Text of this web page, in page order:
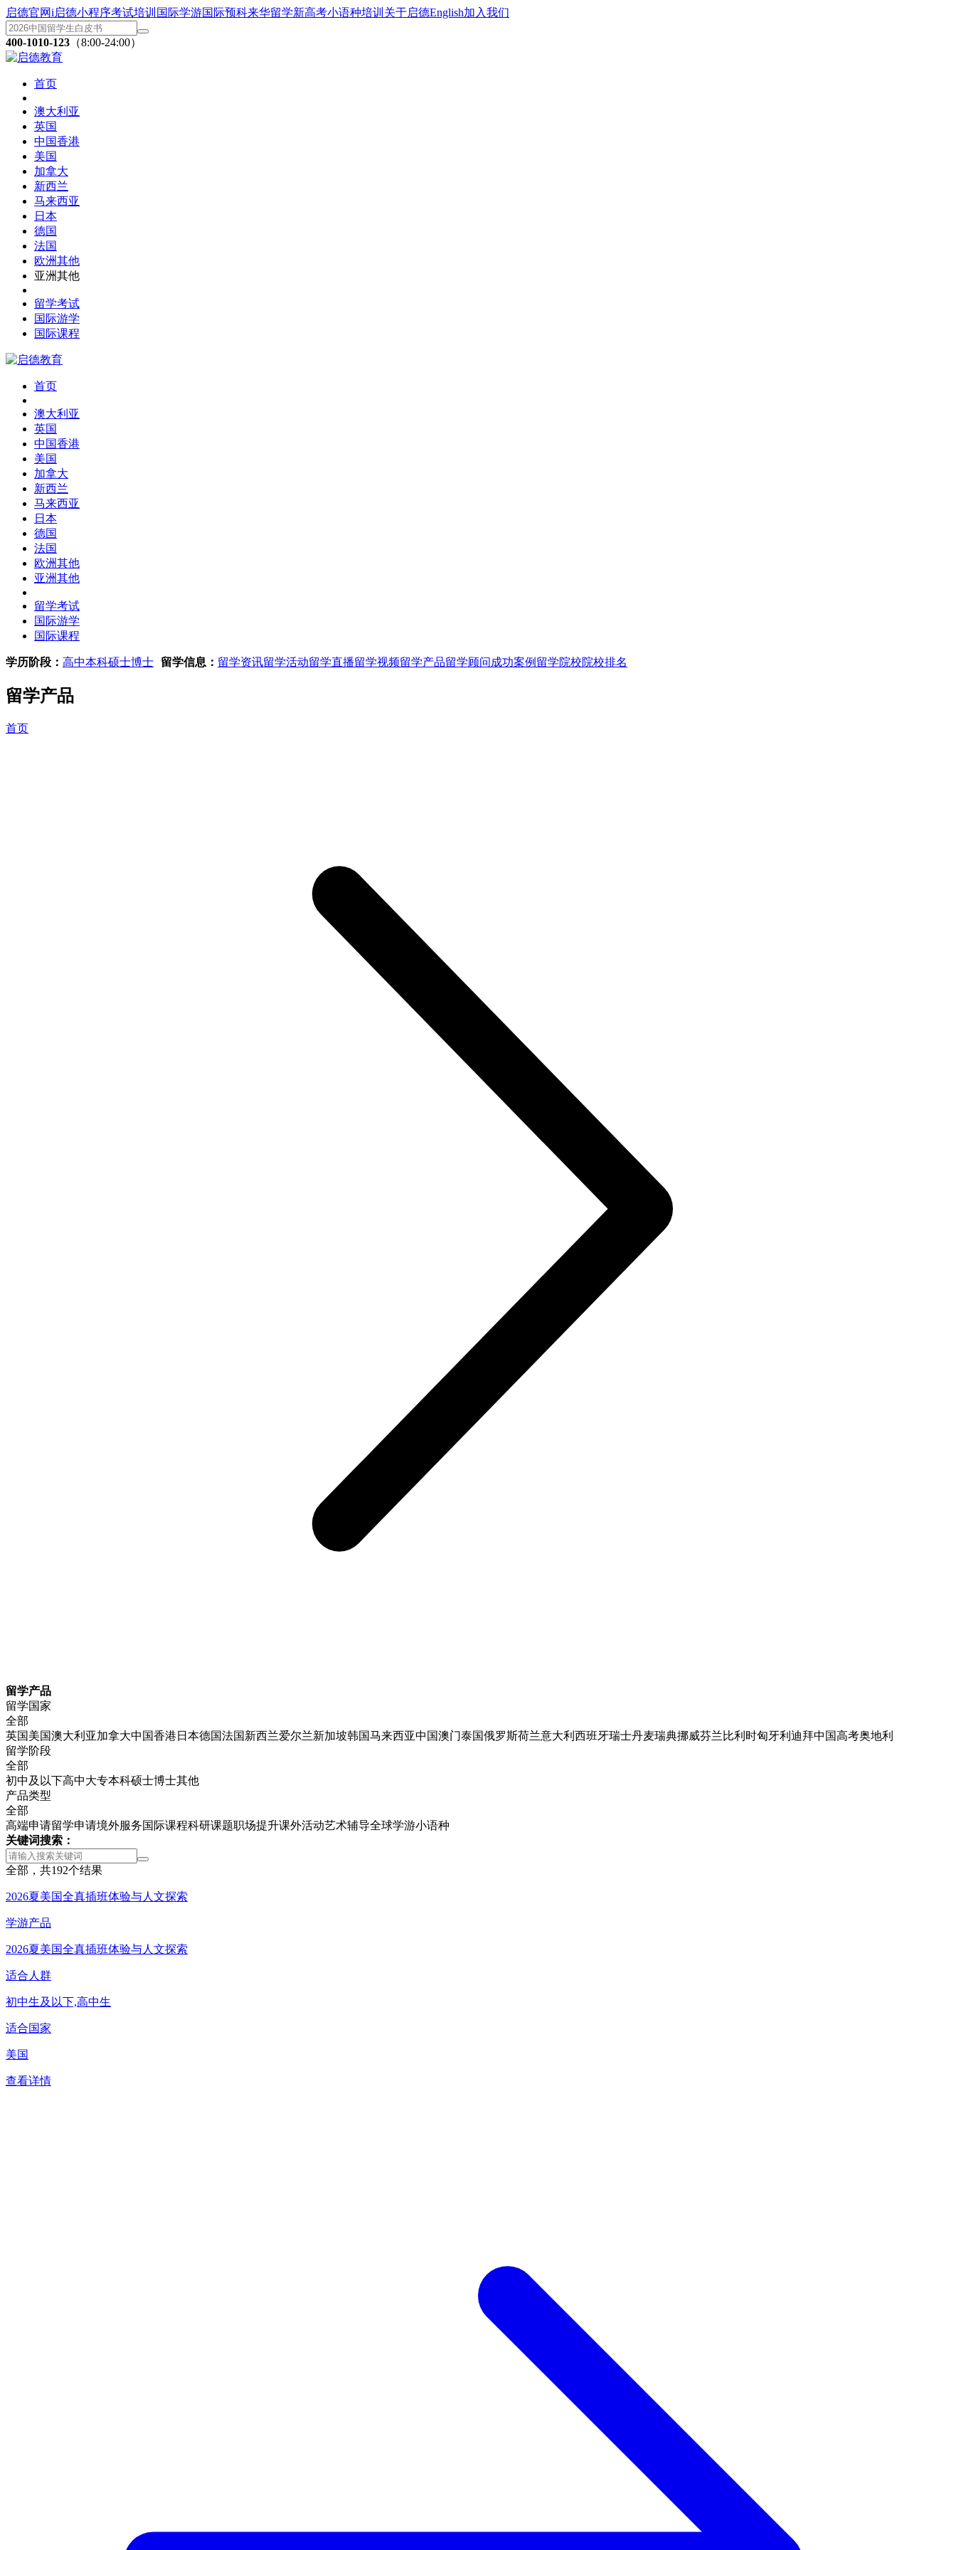
启德官网i启德小程序考试培训 国际学游国际预科来华留学新高考小语种培训 关于启德English加入我们
400-1010-123 （8:00-24:00）
首页
澳大利亚
英国
中国香港
美国
加拿大
新西兰
马来西亚
日本
德国
法国
欧洲其他
亚洲其他
留学考试
国际游学
国际课程
首页
澳大利亚
英国
中国香港
美国
加拿大
新西兰
马来西亚
日本
德国
法国
欧洲其他
亚洲其他
留学考试
国际游学
国际课程
学历阶段： 高中本科硕士博士 留学信息： 留学资讯留学活动留学直播留学视频留学产品留学顾问 成功案例 留学院校院校排名
留学产品
首页
留学产品
留学国家
全部
英国美国澳大利亚加拿大中国香港 日本德国法国新西兰爱尔兰新加坡韩国马来西亚中国澳门泰国俄罗斯荷兰意大利 西班牙瑞士丹麦瑞典挪威芬兰比利时匈牙利 迪拜中国高考奥地利
留学阶段
全部
初中及以下高中大专本科硕士博士其他
产品类型
全部
高端申请留学申请境外服务国际课程科研课题职场提升课外活动艺术辅导全球学游小语种
关键词搜索：
全部，共192个结果
2026夏美国全真插班体验与人文探索
学游产品
2026夏美国全真插班体验与人文探索
适合人群
初中生及以下,高中生
适合国家
美国
查看详情